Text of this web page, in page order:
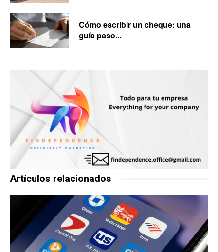
Cómo escribir un cheque: una
guía paso...
Artículos relacionados